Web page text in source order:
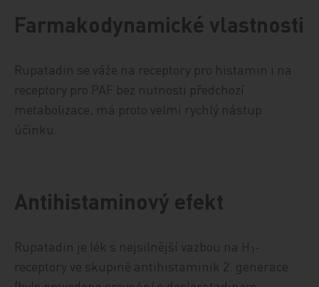
Farmakodynamické vlastnosti
Rupatadin se váže na receptory pro histamin i na
receptory pro PAF bez nutnosti předchozí
metabolizace, má proto velmi rychlý nástup
účinku.
Antihistaminový efekt
Rupatadin je lék s nejsilnější vazbou na H 1-
receptory ve skupině antihistaminik 2. generace